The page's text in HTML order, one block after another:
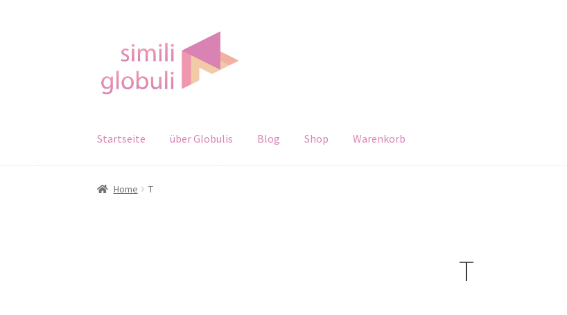
Navigation
springen
Inhalt
springen
Startseite über Globulis Blog Shop Warenkorb
Home T
T